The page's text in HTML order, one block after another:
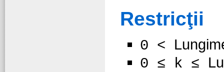
Restricţii
0 <
0 ≤ k ≤